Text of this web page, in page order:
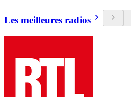
Les meilleures radios